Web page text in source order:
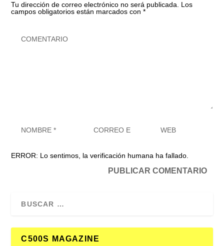
Tu dirección de correo electrónico no será publicada. Los
campos obligatorios están marcados con*
ERROR: Lo sentimos, la verificación humana ha fallado.
C500S MAGAZINE